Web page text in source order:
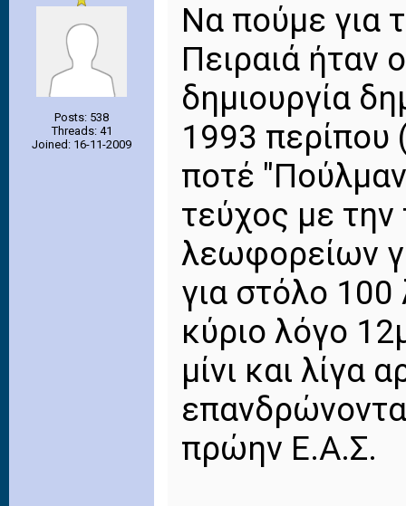
Posts: 538
Threads: 41
Joined: 16-11-2009
Να πούμε για
Πειραιά ήταν
δημιουργία
1993 περίπου
ποτέ
τεύχος με
λεωφορείων
για στόλο
κύριο λόγο
μίνι και λίγα
πρώην Ε.Α.Σ.